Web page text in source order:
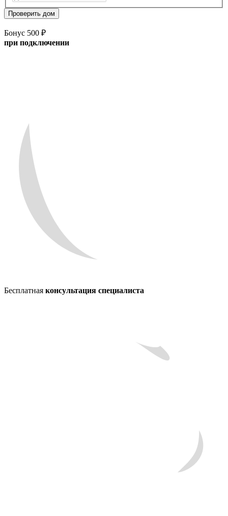
Проверить дом
Бонус 500 ₽
при подключении
Бесплатная консультация специалиста